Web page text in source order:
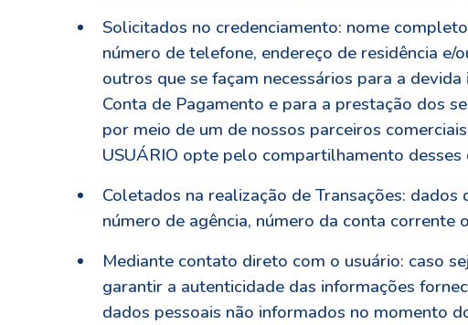
Solicitados no credenciamento: nome
número de telefone, endereço de residência
outros que se façam necessários para a
Conta de Pagamento e para a prestação dos
por meio de um de nossos parceiros
USUÁRIO opte pelo compartilhamento desses
Coletados na realização de Transações:
número de agência, número da conta corrente
Mediante contato direto com o usuário: caso
garantir a autenticidade das informações
dados pessoais não informados no momento